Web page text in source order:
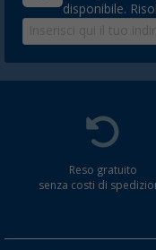
disponibile.
Reso gratuito
senza costi di